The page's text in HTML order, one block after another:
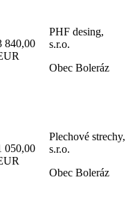
840,00
PHF desing,
s.r.o.
Obec Boleráz
050,00
Plechové strechy,
s.r.o.
Obec Boleráz